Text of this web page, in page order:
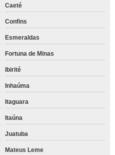
Caeté
Confins
Esmeraldas
Fortuna de Minas
Ibirité
Inhaúma
Itaguara
Itaúna
Juatuba
Mateus Leme